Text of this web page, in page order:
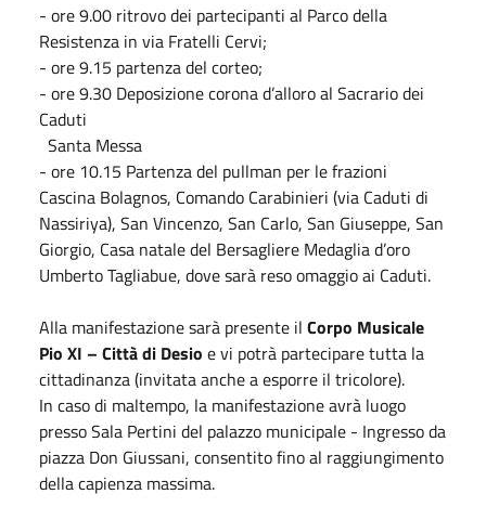
- ore 9.00 ritrovo dei partecipanti al Parco della
Resistenza in via Fratelli Cervi;
- ore 9.15 partenza del corteo;
- ore 9.30 Deposizione corona d’alloro al Sacrario dei
Caduti
Santa Messa
- ore 10.15 Partenza del pullman per le frazioni
Cascina Bolagnos, Comando Carabinieri (via Caduti di
Nassiriya), San Vincenzo, San Carlo, San Giuseppe, San
Giorgio, Casa natale del Bersagliere Medaglia d’oro
Umberto Tagliabue, dove sarà reso omaggio ai Caduti.
Alla manifestazione sarà presente il Corpo Musicale
Pio XI – Città di Desio e vi potrà partecipare tutta la
cittadinanza (invitata anche a esporre il tricolore).
In caso di maltempo, la manifestazione avrà luogo
presso Sala Pertini del palazzo municipale - Ingresso da
piazza Don Giussani, consentito fino al raggiungimento
della capienza massima.